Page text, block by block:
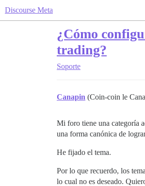
Discourse Meta
¿Cómo
trading?
Soporte
Canapin (Coin-coin le
Mi foro tiene una categoría
una forma canónica de
He fijado el tema.
Por lo que recuerdo, los
lo cual no es deseado.